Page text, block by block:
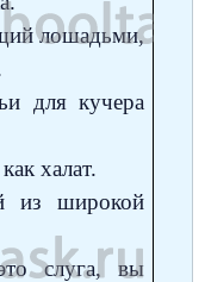
лошадьми,
для кучера
халат.
из широкой
слуга, вы